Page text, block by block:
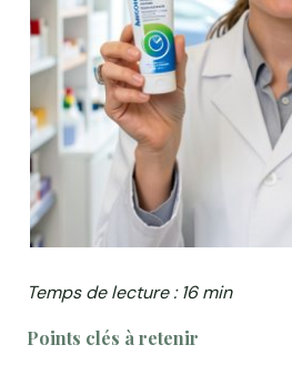
Temps de lecture : 16 min
Points clés à retenir